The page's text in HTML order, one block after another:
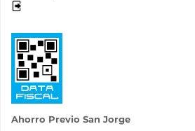
Ahorro Previo San Jorge